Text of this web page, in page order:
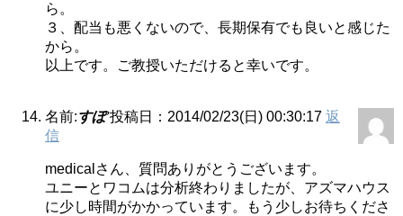
ら。
３、配当も悪くないので、長期保有でも良いと感じた
から。
以上です。ご教授いただけると幸いです。
名前:すぽ 投稿日：2014/02/23(日) 00:30:17 返
信
medicalさん、質問ありがとうございます。
ユニーとワコムは分析終わりましたが、アズマハウス
に少し時間がかかっています。もう少しお待ちくださ